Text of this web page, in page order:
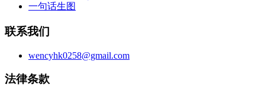
一句话生图
联系我们
wencyhk0258@gmail.com
法律条款